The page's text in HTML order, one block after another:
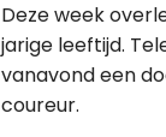
Deze week
jarige leeftijd.
vanavond een
coureur.